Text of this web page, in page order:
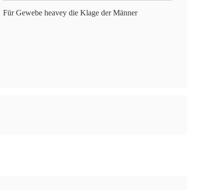
Für Gewebe heavey die Klage der Männer